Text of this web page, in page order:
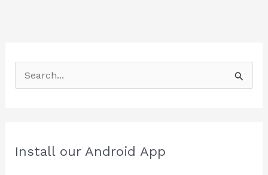
e
cInstall our Android App